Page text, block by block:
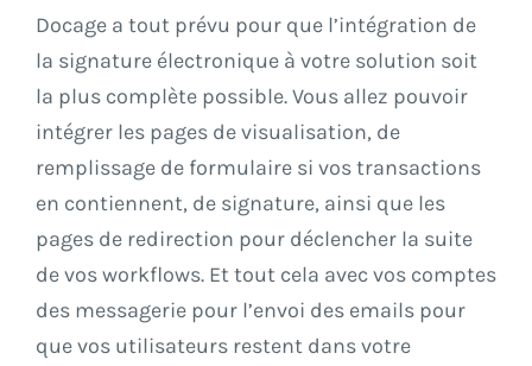
Docage a tout prévu pour que l’intégration de
la signature électronique à votre solution soit
la plus complète possible. Vous allez pouvoir
intégrer les pages de visualisation, de
remplissage de formulaire si vos transactions
en contiennent, de signature, ainsi que les
pages de redirection pour déclencher la suite
de vos workflows. Et tout cela avec vos comptes
des messagerie pour l’envoi des emails pour
que vos utilisateurs restent dans votre